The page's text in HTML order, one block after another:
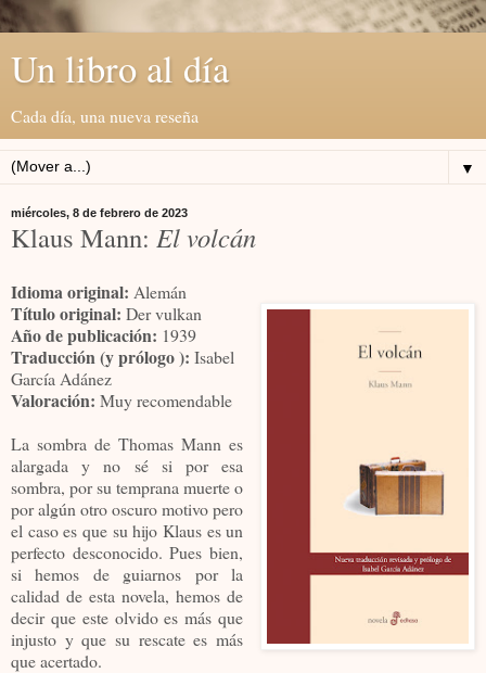
Un libro al día
Cada día, una nueva reseña
▼
miércoles, 8 de febrero de 2023
Klaus Mann: El volcán
Idioma original: Alemán
Título original: Der vulkan
Año de publicación: 1939
Traducción (y prólogo ): Isabel
García Adánez
Valoración: Muy recomendable
La sombra de Thomas Mann es
alargada y no sé si por esa
sombra, por su temprana muerte o
por algún otro oscuro motivo pero
el caso es que su hijo Klaus es un
perfecto desconocido. Pues bien,
si hemos de guiarnos por la
calidad de esta novela, hemos de
decir que este olvido es más que
injusto y que su rescate es más
que acertado.